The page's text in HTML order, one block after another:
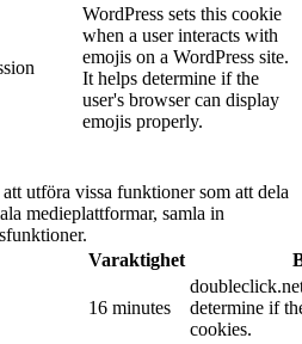
WordPress sets this cookie
when a user interacts with
emojis on a WordPress site.
It helps determine if the
user's browser can display
emojis properly.
utföra vissa funktioner som att dela
medieplattformar, samla in
Varaktighet
16 minutes
determine if
cookies.